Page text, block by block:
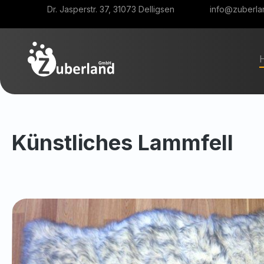
Hauptinhalt springen
Zur Suche springen
Zur Hauptnavigation springen
Dr. Jasperstr. 37, 31073 Delligsen
Künstliches Lammfell